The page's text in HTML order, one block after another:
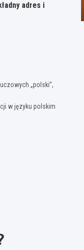
adres i
„polski”,
w języku polskim